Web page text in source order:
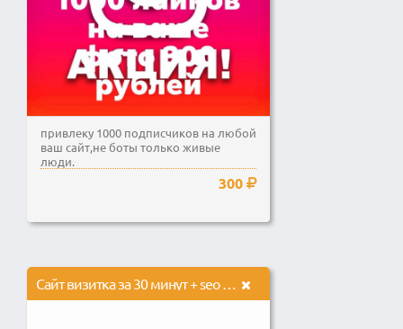
привлеку 1000 подписчиков на любой
ваш сайт,не боты только живые
люди.
300
Сайт визитка за 30 минут + seo оптимизация под Яндекс + Метрика